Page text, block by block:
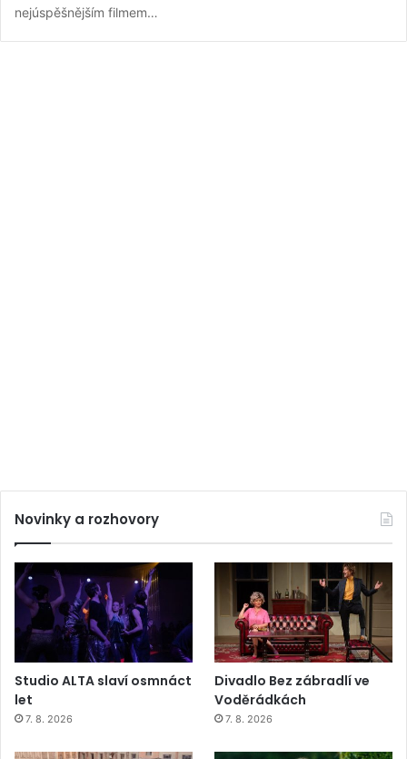
nejúspěšnějším filmem…
Novinky a rozhovory
Studio ALTA slaví osmnáct
let
7. 8. 2026
Divadlo Bez zábradlí ve
Voděrádkách
7. 8. 2026